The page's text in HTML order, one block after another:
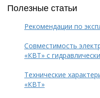
Полезные статьи
Рекомендации по
Совместимость
«КВТ» с
Технические
«КВТ»